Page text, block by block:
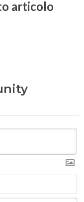
articolo